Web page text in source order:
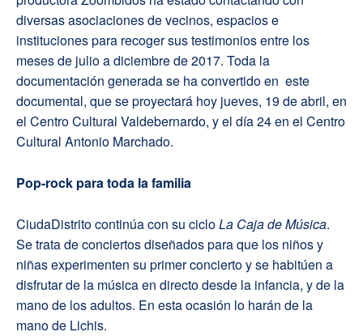
diversas asociaciones de vecinos, espacios e
instituciones para recoger sus testimonios entre los
meses de julio a diciembre de 2017. Toda la
documentación generada se ha convertido en este
documental, que se proyectará hoy jueves, 19 de abril, en
el Centro Cultural Valdebernardo, y el día 24 en el Centro
Cultural Antonio Marchado.
Pop-rock para toda la familia
CiudaDistrito continúa con su cicloLa Caja de Música.
Se trata de conciertos diseñados para que los niños y
niñas experimenten su primer concierto y se habitúen a
disfrutar de la música en directo desde la infancia, y de la
mano de los adultos. En esta ocasión lo harán de la
mano de Lichis.